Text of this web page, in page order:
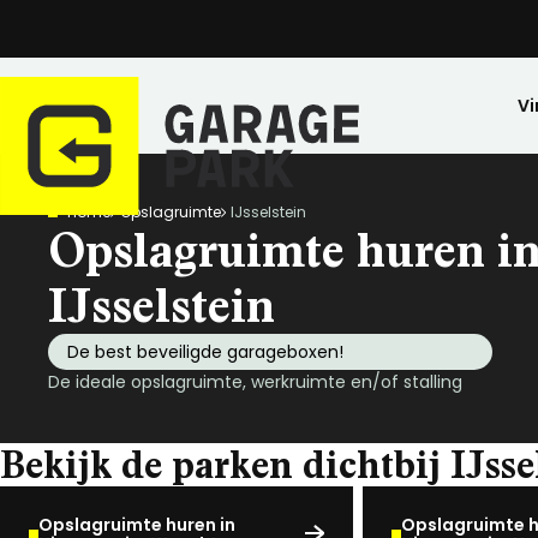
Bekijk alle locaties
Park bezichtigen
Top locaties
Drenthe
Flevoland
Gelderland
Huren Kopen
Opslagruimte
Veilig opgeslagen en 24/7 toegankelijk.
Stalling
De ideale
Wij zijn GaragePark
Meer dan 57 locaties in Nederland.
Ervaringen
Een greep uit
Home Opslagruimte IJsselstein
Opslagruimte huren
IJsselstein
De best beveiligde garageboxen!
De ideale opslagruimte, werkruimte en/of stalling
Bekijk de parken dichtbij
Opslagruimte huren in
Opslagruimte